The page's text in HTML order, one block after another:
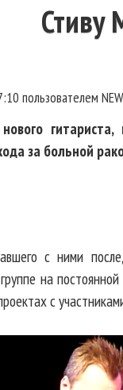
Стиву
пользователем
за больной
с ними
на
с